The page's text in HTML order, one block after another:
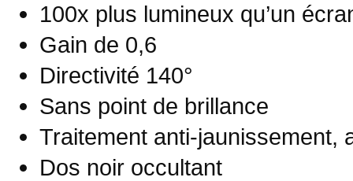
100x plus lumineux qu’un
Gain de 0,6
Directivité 140°
Sans point de brillance
Traitement anti-jaunissement,
Dos noir occultant